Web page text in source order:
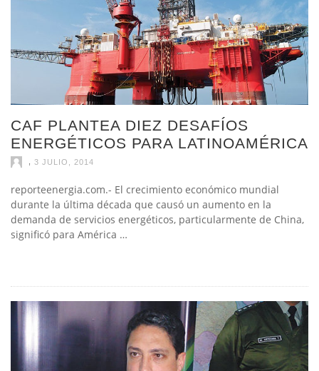
CAF PLANTEA DIEZ DESAFÍOS
ENERGÉTICOS PARA LATINOAMÉRICA
3 JULIO, 2014
reporteenergia.com.- El crecimiento económico mundial
durante la última década que causó un aumento en la
demanda de servicios energéticos, particularmente de China,
significó para América …